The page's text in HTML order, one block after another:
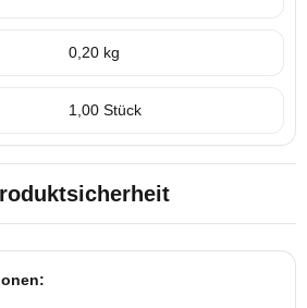
0,20 kg
1,00 Stück